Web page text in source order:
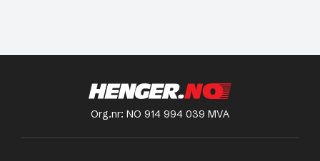
Org.nr: NO 914 994 039 MVA